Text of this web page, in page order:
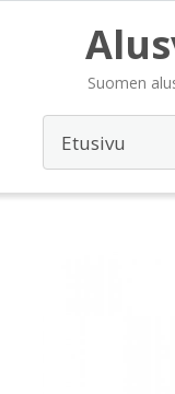
Suomen